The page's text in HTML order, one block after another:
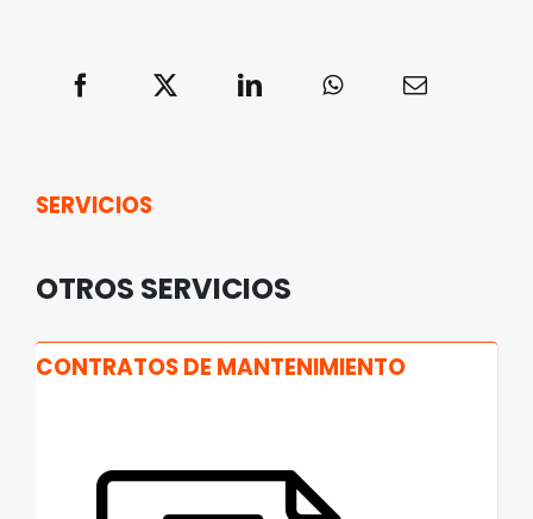
SERVICIOS
OTROS SERVICIOS
CONTRATOS DE MANTENIMIENTO